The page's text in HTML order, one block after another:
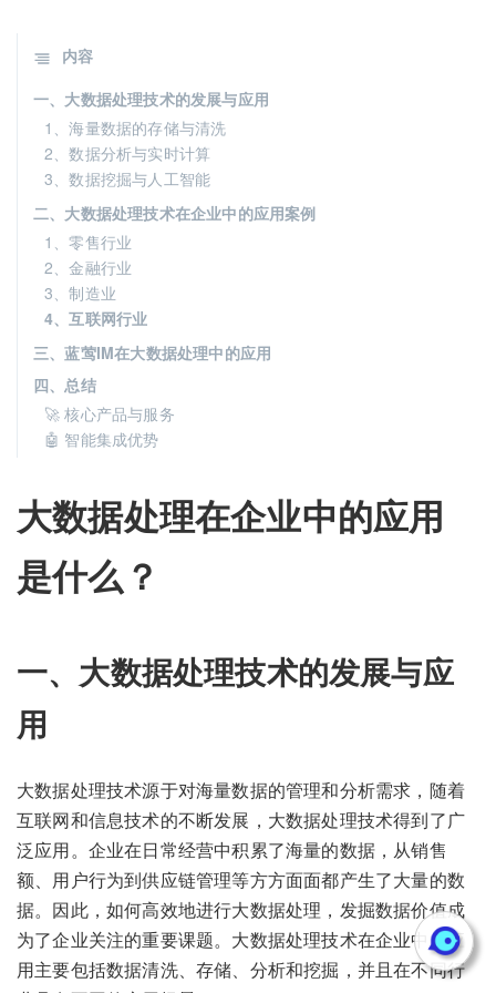
大数据处理在企业中的应用
是什么？
一、大数据处理技术的发展与应
用
大数据处理技术源于对海量数据的管理和分析需求，随着
互联网和信息技术的不断发展，大数据处理技术得到了广
泛应用。企业在日常经营中积累了海量的数据，从销售
额、用户行为到供应链管理等方方面面都产生了大量的数
据。因此，如何高效地进行大数据处理，发掘数据价值成
为了企业关注的重要课题。大数据处理技术在企业中的应
用主要包括数据清洗、存储、分析和挖掘，并且在不同行
内容
一、大数据处理技术的发展与应用
1、海量数据的存储与清洗
2、数据分析与实时计算
3、数据挖掘与人工智能
二、大数据处理技术在企业中的应用案例
1、零售行业
2、金融行业
3、制造业
4、互联网行业
三、蓝莺IM在大数据处理中的应用
四、总结
🚀 核心产品与服务
🤖 智能集成优势